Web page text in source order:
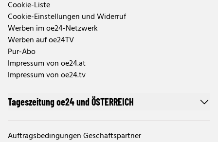
Cookie-Liste
Cookie-Einstellungen und Widerruf
Werben im oe24-Netzwerk
Werben auf oe24TV
Pur-Abo
Impressum von oe24.at
Impressum von oe24.tv
Tageszeitung oe24 und ÖSTERREICH
Auftragsbedingungen Geschäftspartner